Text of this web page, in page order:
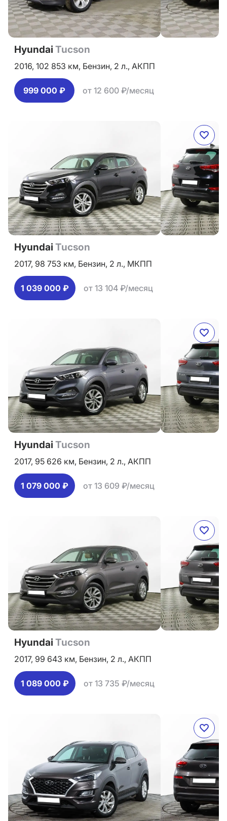
Hyundai Tucson
2016, 102 853 км, Бензин, 2 л., АКПП
999 000 ₽ от 12 600 ₽/месяц
Hyundai Tucson
2017, 98 753 км, Бензин, 2 л., МКПП
1 039 000 ₽ от 13 104 ₽/месяц
Hyundai Tucson
2017, 95 626 км, Бензин, 2 л., АКПП
1 079 000 ₽ от 13 609 ₽/месяц
Hyundai Tucson
2017, 99 643 км, Бензин, 2 л., АКПП
1 089 000 ₽ от 13 735 ₽/месяц